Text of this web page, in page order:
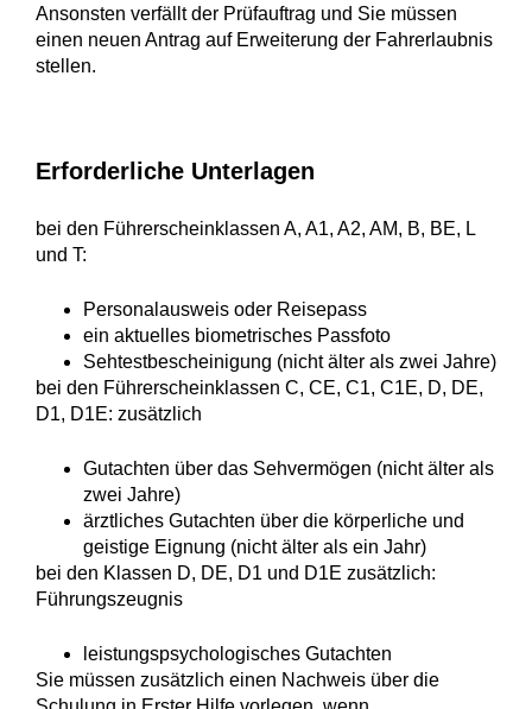
Ansonsten verfällt der Prüfauftrag und Sie müssen
einen neuen Antrag auf Erweiterung der Fahrerlaubnis
stellen.
Erforderliche Unterlagen
bei den Führerscheinklassen A, A1, A2, AM, B, BE, L
und T:
Personalausweis oder Reisepass
ein aktuelles biometrisches Passfoto
Sehtestbescheinigung (nicht älter als zwei Jahre)
bei den Führerscheinklassen C, CE, C1, C1E, D, DE,
D1, D1E: zusätzlich
Gutachten über das Sehvermögen (nicht älter als
zwei Jahre)
ärztliches Gutachten über die körperliche und
geistige Eignung (nicht älter als ein Jahr)
bei den Klassen D, DE, D1 und D1E zusätzlich:
Führungszeugnis
leistungspsychologisches Gutachten
Sie müssen zusätzlich einen Nachweis über die